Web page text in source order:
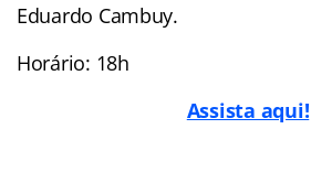
Eduardo Cambuy.
Horário: 18h
Assista aqui!